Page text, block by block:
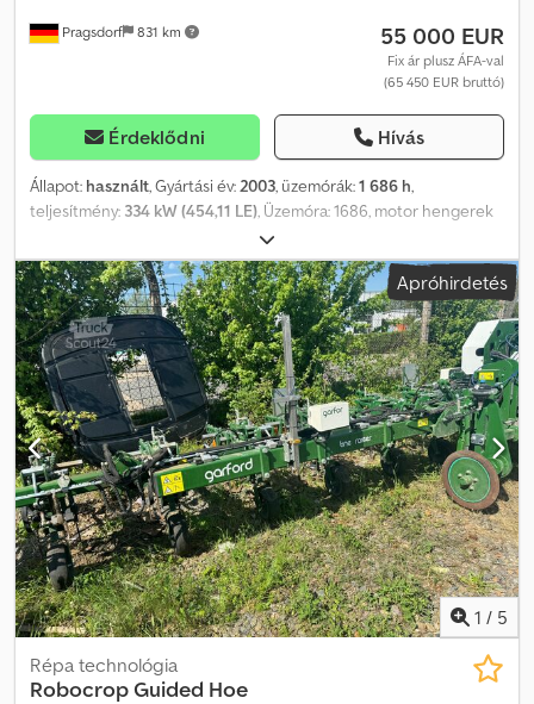
Pragsdorf 831 km 55 000 EUR
Fix ár plusz ÁFA-val
(65 450 EUR bruttó)
Érdeklődni Hívás
Állapot: használt, Gyártási év: 2003, üzemórák:1 686 h,
teljesítmény: 334 kW (454,11 LE) , Üzemóra: 1686, motor hengerek
száma: 6, sorok száma (6 soros), hidrosztatikus hajtás, központi
kenés, önjáró_____ Saját fedélzeti hidraulika, elektrohidraulikus
vezérlés, automata kormányzás, raktározás helye: Ügyfél Dcjdpfx
Ageymuwieljk
Apróhirdetés
1 / 5
Répa technológia
Robocrop Guided Hoe